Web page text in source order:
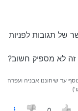
שהאזרח הקטן
השרה, ותגובתה.
של תגובות לפניות
לא מספיק חשוב?
עד שיחוננו אבניה ועפרה